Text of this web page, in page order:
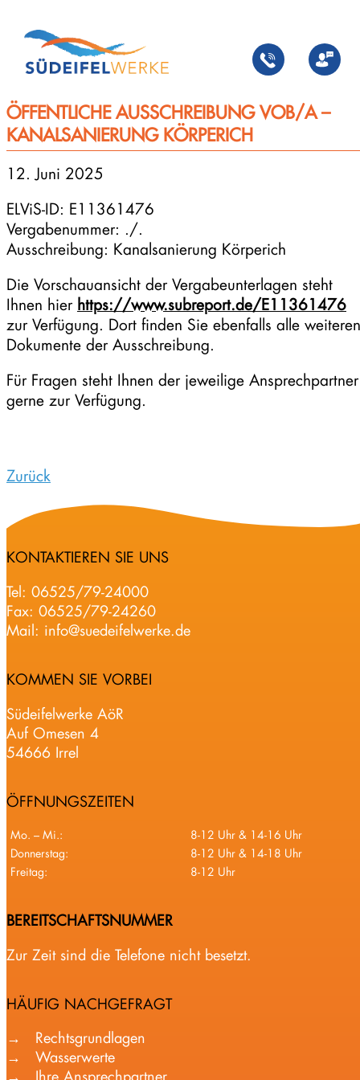
Inhalt
springen
ÖFFENTLICHE AUSSCHREIBUNG VOB/A –
KANALSANIERUNG KÖRPERICH
12. Juni 2025
ELViS-ID: E11361476
Vergabenummer: ./.
Ausschreibung: Kanalsanierung Körperich
Die Vorschauansicht der Vergabeunterlagen steht
Ihnen hier https://www.subreport.de/E11361476
zur Verfügung. Dort finden Sie ebenfalls alle weiteren
Dokumente der Ausschreibung.
Für Fragen steht Ihnen der jeweilige Ansprechpartner
gerne zur Verfügung.
Zurück
KONTAKTIEREN SIE UNS
Tel: 06525/79-24000
Fax: 06525/79-24260
Mail: info@suedeifelwerke.de
KOMMEN SIE VORBEI
Südeifelwerke AöR
Auf Omesen 4
54666 Irrel
ÖFFNUNGSZEITEN
Mo. – Mi.:
8-12 Uhr & 14-16 Uhr
Donnerstag:
8-12 Uhr & 14-18 Uhr
Freitag:
8-12 Uhr
BEREITSCHAFTSNUMMER
Zur Zeit sind die Telefone nicht besetzt.
HÄUFIG NACHGEFRAGT
Rechtsgrundlagen
Wasserwerte
Ihre Ansprechpartner